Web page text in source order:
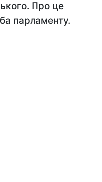
Про це
парламенту.